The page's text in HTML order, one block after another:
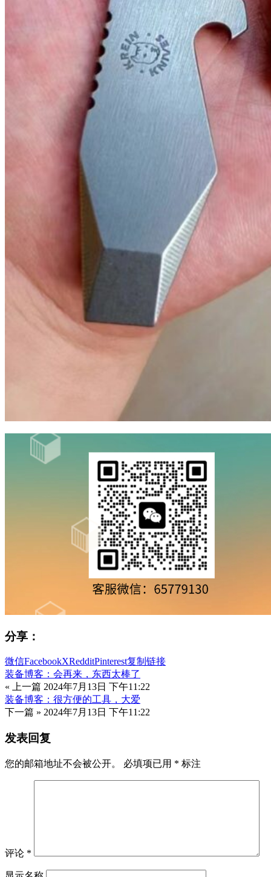
分享：
微信FacebookXRedditPinterest复制链接
装备博客：会再来，东西太棒了
« 上一篇 2024年7月13日 下午11:22
装备博客：很方便的工具，大爱
下一篇 » 2024年7月13日 下午11:22
发表回复
您的邮箱地址不会被公开。 必填项已用 * 标注
评论 *